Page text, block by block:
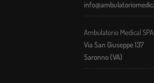
Ambulatorio Medical
Via San Giuseppe 137
Saronno (VA)